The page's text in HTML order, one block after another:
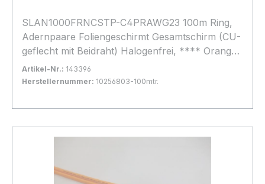
SLAN1000FRNCSTP-C4PRAWG23 100m Ring,
Adernpaare Foliengeschirmt Gesamtschirm (CU-
geflecht mit Beidraht) Halogenfrei, **** Orange
**, light Variante 40%Geflecht, Brandlast Dca
Artikel-Nr.: 143396
Herstellernummer: 10256803-100mtr.
In den Warenkorb